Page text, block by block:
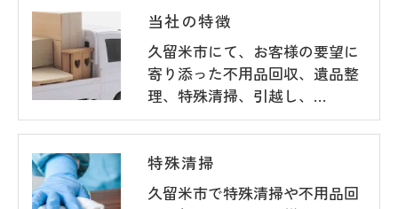
当社の特徴
久留米市にて、お客様の要望に
寄り添った不用品回収、遺品整
理、特殊清掃、引越し、…
特殊清掃
久留米市で特殊清掃や不用品回